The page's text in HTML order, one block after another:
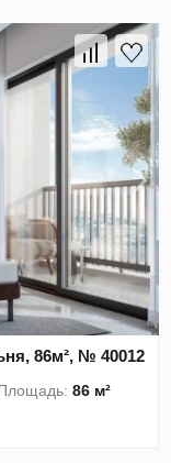
86м², № 40012
86 м²